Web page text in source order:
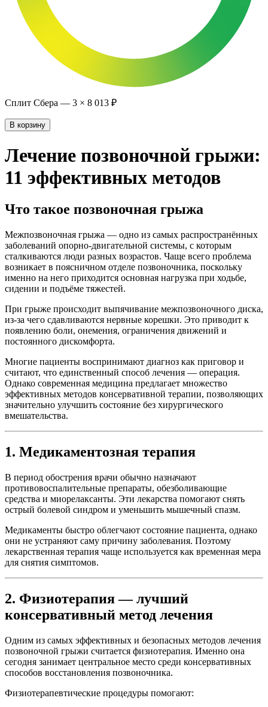
Сплит Сбера — 3 × 8 013 ₽
В корзину
Лечение позвоночной грыжи:
11 эффективных методов
Что такое позвоночная грыжа
Межпозвоночная грыжа — одно из самых распространённых
заболеваний опорно-двигательной системы, с которым
сталкиваются люди разных возрастов. Чаще всего проблема
возникает в поясничном отделе позвоночника, поскольку
именно на него приходится основная нагрузка при ходьбе,
сидении и подъёме тяжестей.
При грыже происходит выпячивание межпозвоночного диска,
из-за чего сдавливаются нервные корешки. Это приводит к
появлению боли, онемения, ограничения движений и
постоянного дискомфорта.
Многие пациенты воспринимают диагноз как приговор и
считают, что единственный способ лечения — операция.
Однако современная медицина предлагает множество
эффективных методов консервативной терапии, позволяющих
значительно улучшить состояние без хирургического
вмешательства.
1. Медикаментозная терапия
В период обострения врачи обычно назначают
противовоспалительные препараты, обезболивающие
средства и миорелаксанты. Эти лекарства помогают снять
острый болевой синдром и уменьшить мышечный спазм.
Медикаменты быстро облегчают состояние пациента, однако
они не устраняют саму причину заболевания. Поэтому
лекарственная терапия чаще используется как временная мера
для снятия симптомов.
2. Физиотерапия — лучший
консервативный метод лечения
Одним из самых эффективных и безопасных методов лечения
позвоночной грыжи считается физиотерапия. Именно она
сегодня занимает центральное место среди консервативных
способов восстановления позвоночника.
Физиотерапевтические процедуры помогают: